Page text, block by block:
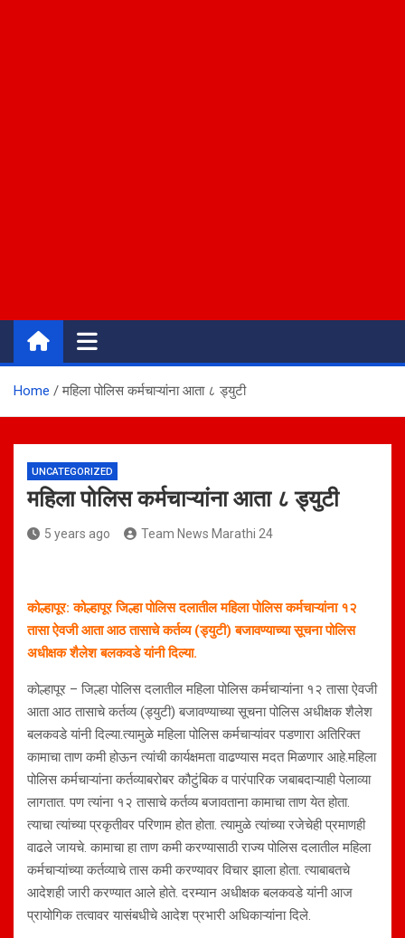
Home महिला पोलिस कर्मचाऱ्यांना आता ८ ड्युटी
UNCATEGORIZED
महिला पोलिस कर्मचाऱ्यांना आता ८ ड्युटी
5 years ago Team News Marathi 24
कोल्हापूर: कोल्हापूर जिल्हा पोलिस दलातील महिला पोलिस कर्मचाऱ्यांना १२
तासा ऐवजी आता आठ तासाचे कर्तव्य (ड्युटी) बजावण्याच्या सूचना पोलिस
अधीक्षक शैलेश बलकवडे यांनी दिल्या.
कोल्हापूर – जिल्हा पोलिस दलातील महिला पोलिस कर्मचाऱ्यांना १२ तासा ऐवजी
आता आठ तासाचे कर्तव्य (ड्युटी) बजावण्याच्या सूचना पोलिस अधीक्षक शैलेश
बलकवडे यांनी दिल्या.त्यामुळे महिला पोलिस कर्मचाऱ्यांवर पडणारा अतिरिक्त
कामाचा ताण कमी होऊन त्यांची कार्यक्षमता वाढण्यास मदत मिळणार आहे.महिला
पोलिस कर्मचाऱ्यांना कर्तव्याबरोबर कौटुंबिक व पारंपारिक जबाबदाऱ्याही पेलाव्या
लागतात. पण त्यांना १२ तासाचे कर्तव्य बजावताना कामाचा ताण येत होता.
त्याचा त्यांच्या प्रकृतीवर परिणाम होत होता. त्यामुळे त्यांच्या रजेचेही प्रमाणही
वाढले जायचे. कामाचा हा ताण कमी करण्यासाठी राज्य पोलिस दलातील महिला
कर्मचाऱ्यांच्या कर्तव्याचे तास कमी करण्यावर विचार झाला होता. त्याबाबतचे
आदेशही जारी करण्यात आले होते. दरम्यान अधीक्षक बलकवडे यांनी आज
प्रायोगिक तत्वावर यासंबधीचे आदेश प्रभारी अधिकाऱ्यांना दिले.